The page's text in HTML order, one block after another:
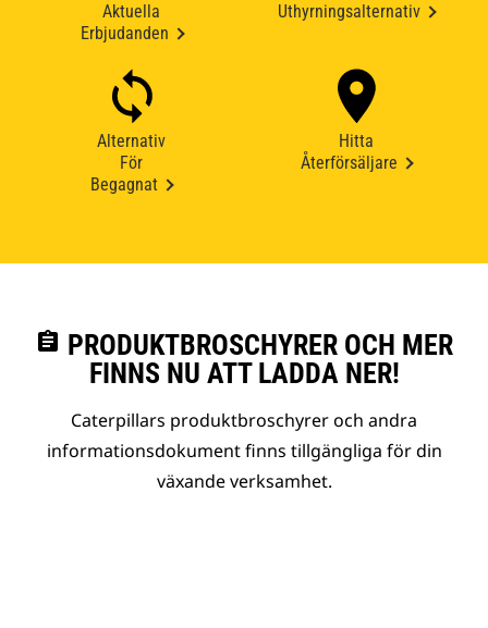
Aktuella
Erbjudanden
Uthyrningsalternativ
Alternativ
För
Begagnat
Hitta
Återförsäljare
assignment PRODUKTBROSCHYRER OCH MER
FINNS NU ATT LADDA NER!
Caterpillars produktbroschyrer och andra
informationsdokument finns tillgängliga för din
växande verksamhet.